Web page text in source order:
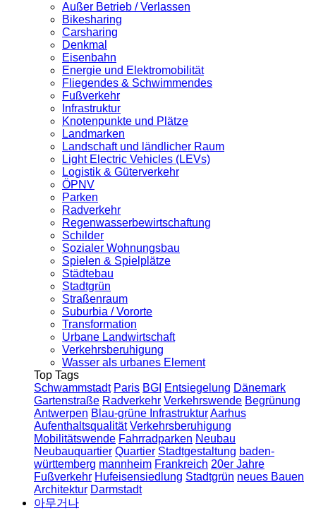
Außer Betrieb / Verlassen
Bikesharing
Carsharing
Denkmal
Eisenbahn
Energie und Elektromobilität
Fliegendes & Schwimmendes
Fußverkehr
Infrastruktur
Knotenpunkte und Plätze
Landmarken
Landschaft und ländlicher Raum
Light Electric Vehicles (LEVs)
Logistik & Güterverkehr
ÖPNV
Parken
Radverkehr
Regenwasserbewirtschaftung
Schilder
Sozialer Wohnungsbau
Spielen & Spielplätze
Städtebau
Stadtgrün
Straßenraum
Suburbia / Vororte
Transformation
Urbane Landwirtschaft
Verkehrsberuhigung
Wasser als urbanes Element
Top Tags
Schwammstadt Paris BGI Entsiegelung Dänemark
Gartenstraße Radverkehr Verkehrswende Begrünung
Antwerpen Blau-grüne InfrastrukturAarhus
Aufenthaltsqualität Verkehrsberuhigung
Mobilitätswende Fahrradparken Neubau
Neubauquartier Quartier Stadtgestaltung baden-
württemberg mannheim Frankreich 20er Jahre
Fußverkehr Hufeisensiedlung Stadtgrün neues Bauen
Architektur Darmstadt
아무거나